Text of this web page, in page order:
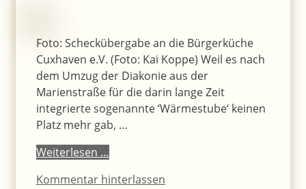
Foto: Scheckübergabe an die Bürgerküche
Cuxhaven e.V. (Foto: Kai Koppe) Weil es nach
dem Umzug der Diakonie aus der
Marienstraße für die darin lange Zeit
integrierte sogenannte ‘Wärmestube‘ keinen
Platz mehr gab, …
Weiterlesen …
Kommentar hinterlassen